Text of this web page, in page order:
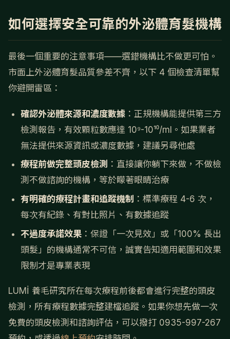
如何選擇安全可靠的外泌體育髮機構
最後一個重要的注意事項——選錯機構比不做更可怕。
市面上外泌體育髮品質參差不齊，以下 4 個檢查清單幫
你避開雷區：
確認外泌體來源和濃度數據 ：正規機構能提供第三方
檢測報告，有效顆粒數應達 10⁹-10¹⁰/ml。如果業者
無法提供來源資訊或濃度數據，建議另尋他處
療程前做完整頭皮檢測 ：直接讓你躺下來做，不做檢
測不做諮詢的機構，等於矇著眼睛治療
有明確的療程計畫和追蹤機制 ：標準療程 4-6 次，
每次有紀錄、有對比照片、有數據追蹤
不過度承諾效果 ：保證「一次見效」或「100% 長出
頭髮」的機構通常不可信，誠實告知適用範圍和效果
限制才是專業表現
LUMİ 養毛研究所在每次療程前後都會進行完整的頭皮
檢測，所有療程數據完整建檔追蹤。如果你想先做一次
免費的頭皮檢測和諮詢評估，可以撥打 0935-997-267